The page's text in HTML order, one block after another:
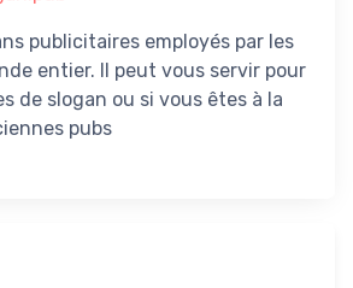
publicitaires employés par les
entier. Il peut vous servir pour
de slogan ou si vous êtes à la
pubs